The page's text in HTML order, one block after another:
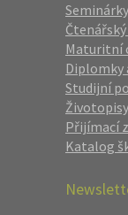
Maturitní
Diplomky
Studijní
Životopisy
Přijímací
Katalog